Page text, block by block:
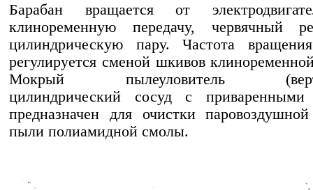
Барабан вращается от
клиноременную передачу, червячный
цилиндрическую пару. Частота
регулируется сменой шкивов
Мокрый пылеуловитель
цилиндрический сосуд с
предназначен для очистки
пыли полиамидной смолы.